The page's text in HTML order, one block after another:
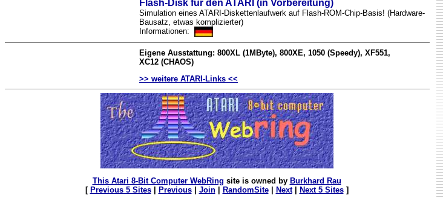
Flash-Disk für den ATARI (in Vorbereitung)
Simulation eines ATARI-Diskettenlaufwerk auf Flash-ROM-Chip-Basis! (Hardware-
Bausatz, etwas komplizierter)
Informationen:
Eigene Ausstattung: 800XL (1MByte), 800XE, 1050 (Speedy), XF551,
XC12 (CHAOS)
>> weitere ATARI-Links <<
This Atari 8-Bit Computer WebRing site is owned by Burkhard Rau
[ Previous 5 Sites| Previous| Join| RandomSite| Next| Next 5 Sites]